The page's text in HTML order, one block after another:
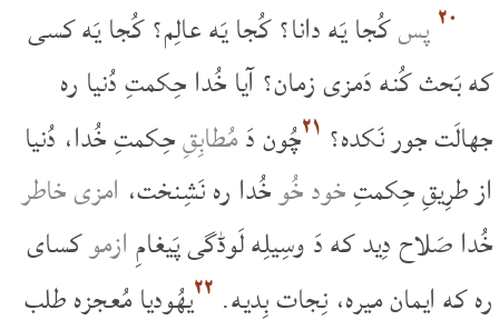
۲۰ پسکُجا یَه دانا؟ کُجا یَه عالِم؟ کُجا یَه کسی
که بَحث کُنه دَمزی زمان؟ آیا خُدا حِکمتِ دُنیا ره
جهالَت جور نَکده؟ ۲۱چُون دَمُطابِقِحِکمتِ خُدا، دُنیا
از طرِیقِ حِکمتِخود خُوخُدا ره نَشِنخت، امزی خاطر
خُدا صَلاح دِید که دَ وسِیلِه لَوڈگی پَیغامِازموکسای
ره که ایمان میره، نِجات بِدیه. ۲۲یهُودیا مُعجزه طلب